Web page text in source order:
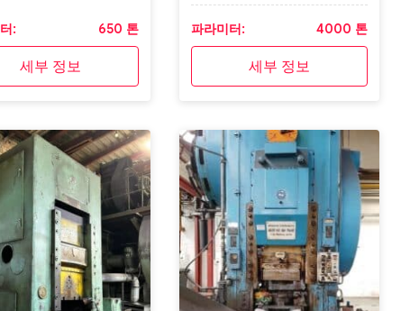
: 650 톤
세부 정보
파라미터: 4000 톤
세부 정보